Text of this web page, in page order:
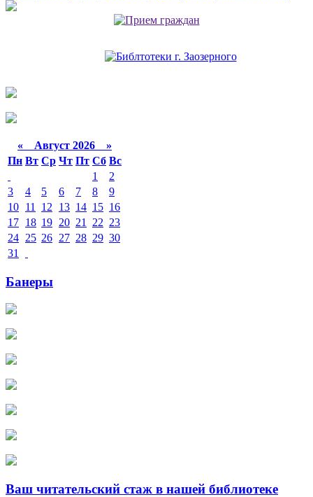
« Август 2026 »
Пн Вт Ср Чт Пт Сб Вс
1
2
3
4 5 6 7 8
9
10 11 12 13 14 15 16
17 18 19 20 21 22 23
24 25 26 27 28 29 30
31
Банеры
Ваш читательский стаж в нашей библиотеке